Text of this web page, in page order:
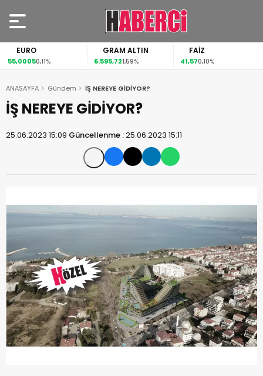
EURO
55,00050,11%
GRAM ALTIN
6.595,721,59%
FAİZ
41,570,10%
ANASAYFA Gündem İŞ NEREYE GİDİYOR?
İŞ NEREYE GİDİYOR?
25.06.2023 15:09 Güncellenme :25.06.2023 15:11